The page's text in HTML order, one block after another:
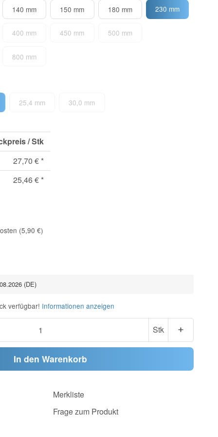
140 mm 150 mm 180 mm 230 mm
400 mm 450 mm 500 mm
800 mm
25,4 mm 30,0 mm
/ Stk
27,70 € *
25,46 € *
(5,90 €)
(DE)
verfügbar! Informationen anzeigen
Stk
In den Warenkorb
Merkliste
Frage zum Produkt